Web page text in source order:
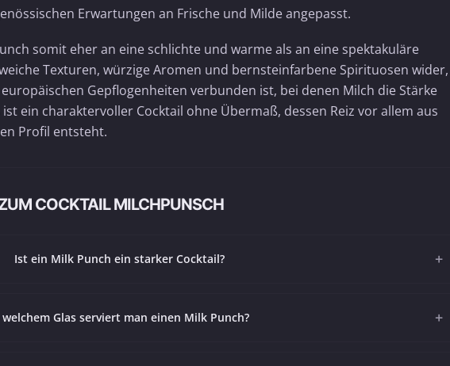
Erwartungen an Frische und Milde angepasst.
somit eher an eine schlichte und warme als an eine spektakuläre
Texturen, würzige Aromen und bernsteinfarbene Spirituosen wider,
Gepflogenheiten verbunden ist, bei denen Milch die Stärke
ein charaktervoller Cocktail ohne Übermaß, dessen Reiz vor allem aus
Profil entsteht.
COCKTAIL MILCHPUNSCH
Ist ein Milk Punch ein starker Cocktail? +
welchem Glas serviert man einen Milk Punch? +